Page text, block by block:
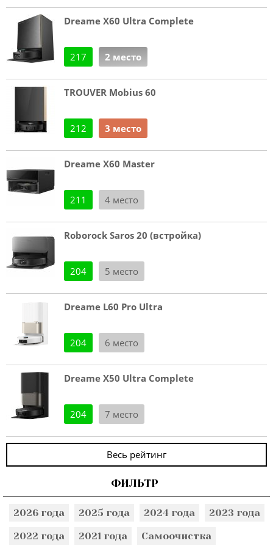
Dreame X60 Ultra Complete
217 2 место
TROUVER Mobius 60
212 3 место
Dreame X60 Master
211 4 место
Roborock Saros 20 (встройка)
204 5 место
Dreame L60 Pro Ultra
204 6 место
Dreame X50 Ultra Complete
204 7 место
Весь рейтинг
ФИЛЬТР
2026 года 2025 года 2024 года
2023 года
2022 года
2021 года Самоочистка